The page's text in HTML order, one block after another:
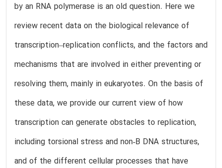
by an RNA polymerase is an old question. Here we
review recent data on the biological relevance of
transcription–replication conflicts, and the factors and
mechanisms that are involved in either preventing or
resolving them, mainly in eukaryotes. On the basis of
these data, we provide our current view of how
transcription can generate obstacles to replication,
including torsional stress and non‑B DNA structures,
and of the different cellular processes that have